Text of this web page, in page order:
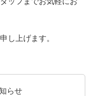
し上げます。
らせ